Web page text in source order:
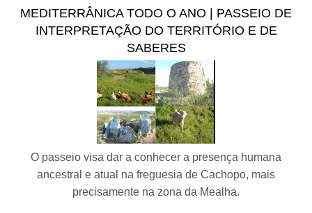
demonstração culinária
MEDITERRÂNICA TODO O ANO | PASSEIO DE
INTERPRETAÇÃO DO TERRITÓRIO E DE
SABERES
O passeio visa dar a conhecer a presença humana
ancestral e atual na freguesia de Cachopo, mais
precisamente na zona da Mealha.